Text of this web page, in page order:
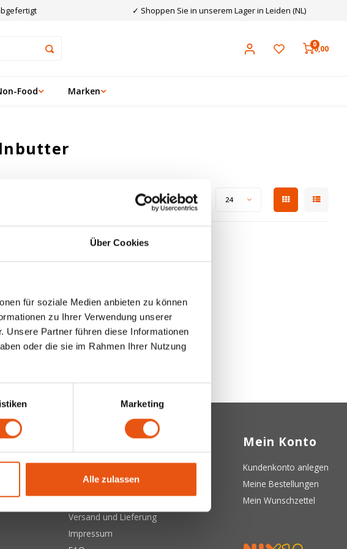
Über Cookies
für soziale Medien anbieten zu können
zu Ihrer Verwendung unserer
Unsere Partner führen diese Informationen
oder die sie im Rahmen Ihrer Nutzung
Marketing
Alle zulassen
✓ Shoppen Sie in unserem Lager in Leiden (NL)
00,00
Food Marken
Zeige 1 - 0 von 0 Anzeigen: 24
E-Mail
Kundendienst
Über uns
Allgemeine Geschäftsbedingungen
Datenschutzerklärung
Versand und Lieferung
Impressum
Mein Konto
Kundenkonto anlegen
Meine Bestellungen
Mein Wunschzettel